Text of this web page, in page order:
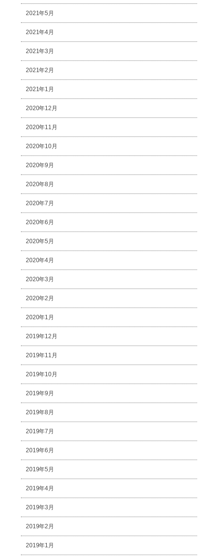
2021年5月
2021年4月
2021年3月
2021年2月
2021年1月
2020年12月
2020年11月
2020年10月
2020年9月
2020年8月
2020年7月
2020年6月
2020年5月
2020年4月
2020年3月
2020年2月
2020年1月
2019年12月
2019年11月
2019年10月
2019年9月
2019年8月
2019年7月
2019年6月
2019年5月
2019年4月
2019年3月
2019年2月
2019年1月